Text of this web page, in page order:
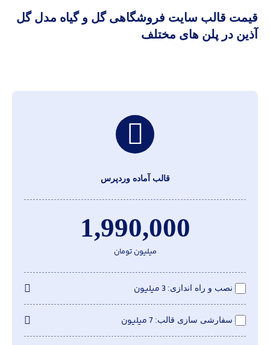
قیمت قالب سايت فروشگاهی گل و گیاه مدل گل
آذین در پلن های مختلف
قالب آماده وردپرس
1,990,000
میلیون تومان
نصب و راه اندازی 3 میلیون
سفارشی سازی قالب 7 میلیون